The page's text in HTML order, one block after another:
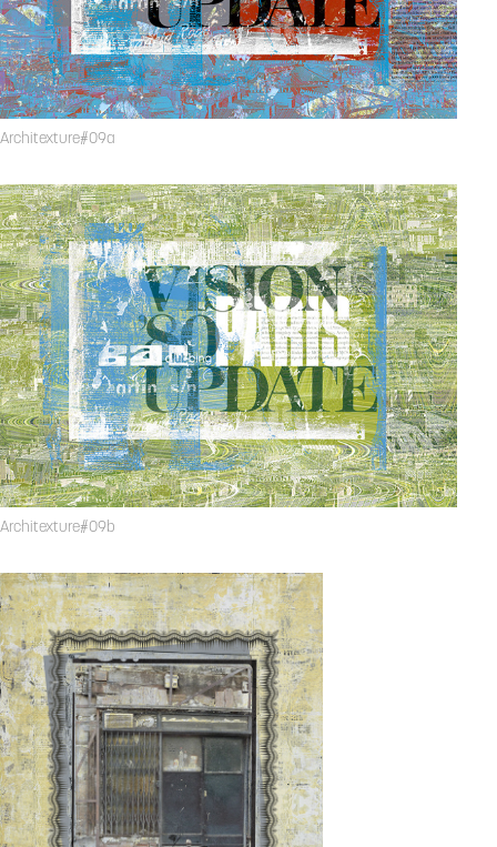
Architexture#09a
Architexture#09b